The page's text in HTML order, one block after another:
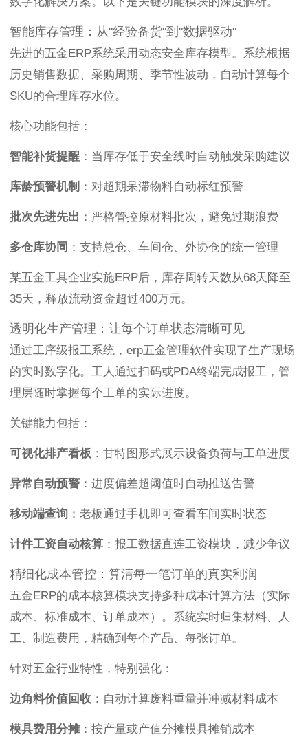
智能库存管理：从"经验备货"到"数据驱动"
先进的五金ERP系统采用动态安全库存模型。系统根据
历史销售数据、采购周期、季节性波动，自动计算每个
SKU的合理库存水位。
核心功能包括：
智能补货提醒 ：当库存低于安全线时自动触发采购建议
库龄预警机制 ：对超期呆滞物料自动标红预警
批次先进先出 ：严格管控原材料批次，避免过期浪费
多仓库协同 ：支持总仓、车间仓、外协仓的统一管理
某五金工具企业实施ERP后，库存周转天数从68天降至
35天，释放流动资金超过400万元。
透明化生产管理：让每个订单状态清晰可见
通过工序级报工系统，erp五金管理软件实现了生产现场
的实时数字化。工人通过扫码或PDA终端完成报工，管
理层随时掌握每个工单的实际进度。
关键能力包括：
可视化排产看板 ：甘特图形式展示设备负荷与工单进度
异常自动预警 ：进度偏差超阈值时自动推送告警
移动端查询 ：老板通过手机即可查看车间实时状态
计件工资自动核算 ：报工数据直连工资模块，减少争议
精细化成本管控：算清每一笔订单的真实利润
五金ERP的成本核算模块支持多种成本计算方法（实际
成本、标准成本、订单成本）。系统实时归集材料、人
工、制造费用，精确到每个产品、每张订单。
针对五金行业特性，特别强化：
边角料价值回收 ：自动计算废料重量并冲减材料成本
模具费用分摊 ：按产量或产值分摊模具摊销成本